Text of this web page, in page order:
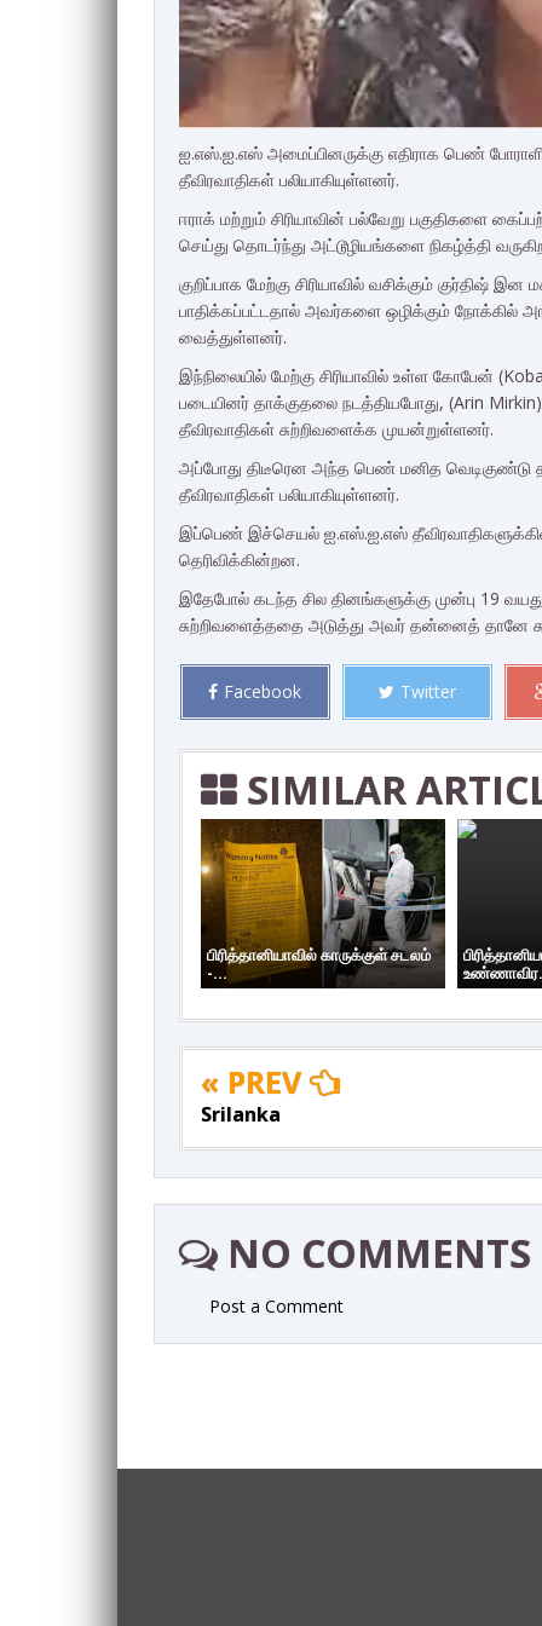
ஐ.எஸ்.ஐ.எஸ் அமைப்பினருக்கு எதிராக பெண்
தீவிரவாதிகள் பலியாகியுள்ளனர்.
ஈராக் மற்றும் சிரியாவின் பல்வேறு பகுதிகளை
செய்து தொடர்ந்து அட்டூழியங்களை நிகழ்த்தி
குறிப்பாக மேற்கு சிரியாவில் வசிக்கும் குர்திஷ்
பாதிக்கப்பட்டதால் அவர்களை ஒழிக்கும் நோக்கில்
வைத்துள்ளனர்.
இந்நிலையில் மேற்கு சிரியாவில் உள்ள கோபேன்
படையினர் தாக்குதலை நடத்தியபோது, (Arin
தீவிரவாதிகள் சுற்றிவளைக்க முயன்றுள்ளனர்.
அப்போது திடீரென அந்த பெண் மனித வெடிகுண்டு
தீவிரவாதிகள் பலியாகியுள்ளனர்.
இப்பெண் இச்செயல் ஐ.எஸ்.ஐ.எஸ்
தெரிவிக்கின்றன.
இதேபோல் கடந்த சில தினங்களுக்கு முன்பு 19
சுற்றிவளைத்ததை அடுத்து அவர் தன்னைத் தானே
Facebook Twitter
SIMILAR
பிரித்தானியாவில் காருக்குள் சடலம்
-...
« PREV
Srilanka
NO COMMENTS
Post a Comment